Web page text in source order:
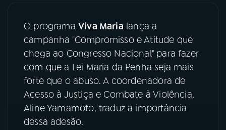
04PROGRAMAS
PODCASTS
06VIDEOCASTS
O programa Viva Maria lança a
campanha "Compromisso e Atitude que
chega ao Congresso Nacional" para fazer
com que a Lei Maria da Penha seja mais
forte que o abuso. A coordenadora de
Acesso à Justiça e Combate à Violência,
Aline Yamamoto, traduz a importância
dessa adesão.